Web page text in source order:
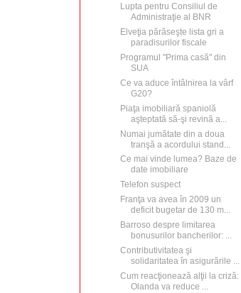
Lupta pentru Consiliul de
Administraţie al BNR
Elveţia părăseşte lista gri a
paradisurilor fiscale
Programul "Prima casă" din
SUA
Ce va aduce întâlnirea la vârf
G20?
Piaţa imobiliară spaniolă
aşteptată să-şi revină a...
Numai jumătate din a doua
tranşă a acordului stand...
Ce mai vinde lumea? Baze de
date imobiliare
Telefon suspect
Franţa va avea în 2009 un
deficit bugetar de 130 m...
Barroso despre limitarea
bonusurilor bancherilor: ...
Contributivitatea şi
solidaritatea în asigurările ...
Cum reacţionează alţii la criză:
Olanda va reduce ...